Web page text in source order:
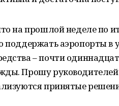
на прошлой неделе по
поддержать аэропорты в
– почти
Прошу
принятые